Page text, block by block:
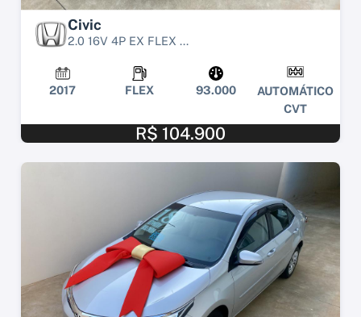
Civic
2.0 16V 4P EX FLEX ...
2017 FLEX 93.000
AUTOMÁTICO
CVT
R$ 104.900